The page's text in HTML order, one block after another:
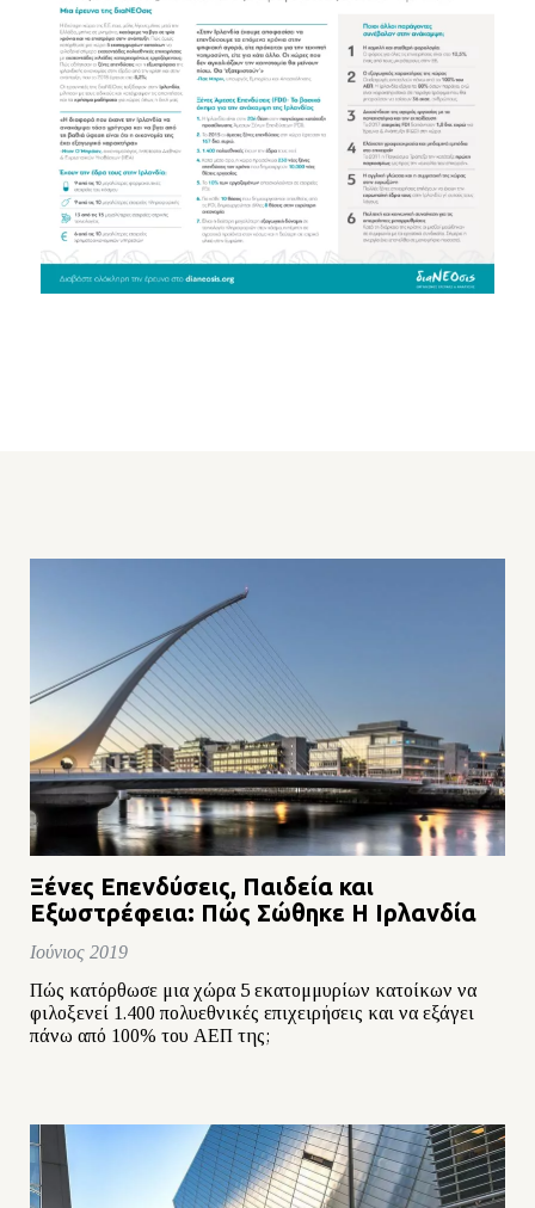
Ξένες Επενδύσεις, Παιδεία και
Εξωστρέφεια: Πώς Σώθηκε Η Ιρλανδία
Ιούνιος 2019
Πώς κατόρθωσε μια χώρα 5 εκατομμυρίων κατοίκων να
φιλοξενεί 1.400 πολυεθνικές επιχειρήσεις και να εξάγει
πάνω από 100% του ΑΕΠ της;